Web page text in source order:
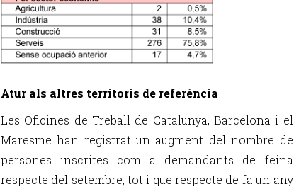
Atur als altres territoris de referència
Les Oficines de Treball de Catalunya, Barcelona i el
Maresme han registrat un augment del nombre de
persones inscrites com a demandants de feina
respecte del setembre, tot i que respecte de fa un any